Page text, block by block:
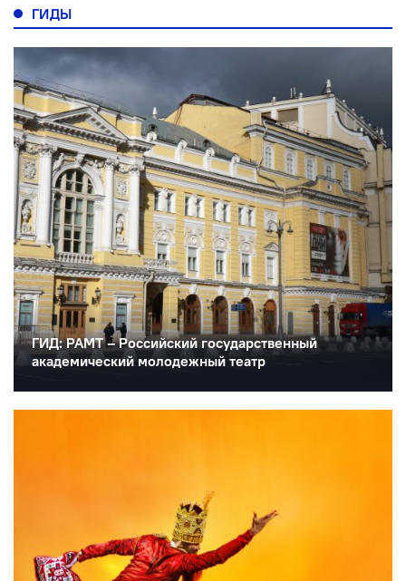
ГИДЫ
ГИД: РАМТ – Российский государственный
академический молодежный театр